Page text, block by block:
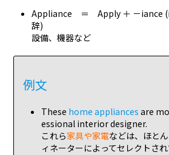
Appliance ＝ Apply ＋ －iance
辞)
設備、機器など
例文
These home appliancesare
essional interior designer.
これら家具や家電などは、ほと
ィネーターによってセレクトされ